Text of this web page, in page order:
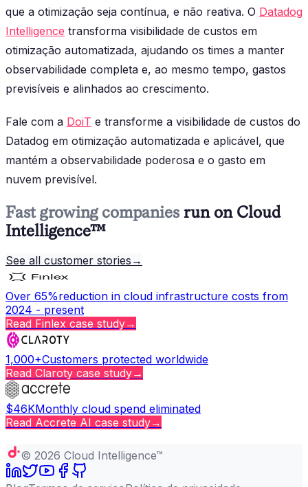
que a otimização seja contínua, e não reativa. O Datadog
Intelligence transforma visibilidade de custos em
otimização automatizada, ajudando os times a manter
observabilidade completa e, ao mesmo tempo, gastos
previsíveis e alinhados ao crescimento.
Fale com a DoiT e transforme a visibilidade de custos do
Datadog em otimização automatizada e aplicável, que
mantém a observabilidade poderosa e o gasto em
nuvem previsível.
Fast growing companies run on Cloud
Intelligence™
See all customer stories →
Over 65%reduction in cloud infrastructure costs from
2024 - present
Read Finlex case study→
1,000+Customers protected worldwide
Read Claroty case study→
$46KMonthly cloud spend eliminated
Read Accrete AI case study→
© 2026 Cloud Intelligence™